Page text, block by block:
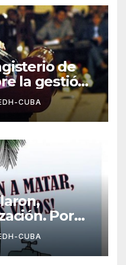
de
la gestión
Estévez
CUBA
Por
Juan
CUBA